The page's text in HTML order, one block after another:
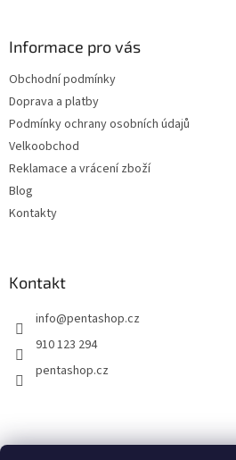
Informace pro vás
Obchodní podmínky
Doprava a platby
Podmínky ochrany osobních údajů
Velkoobchod
Reklamace a vrácení zboží
Blog
Kontakty
Kontakt
info@pentashop.cz
910 123 294
pentashop.cz